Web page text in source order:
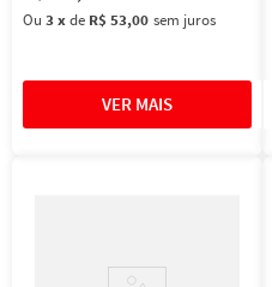
Ou 3 xde R$ 53,00 sem juros